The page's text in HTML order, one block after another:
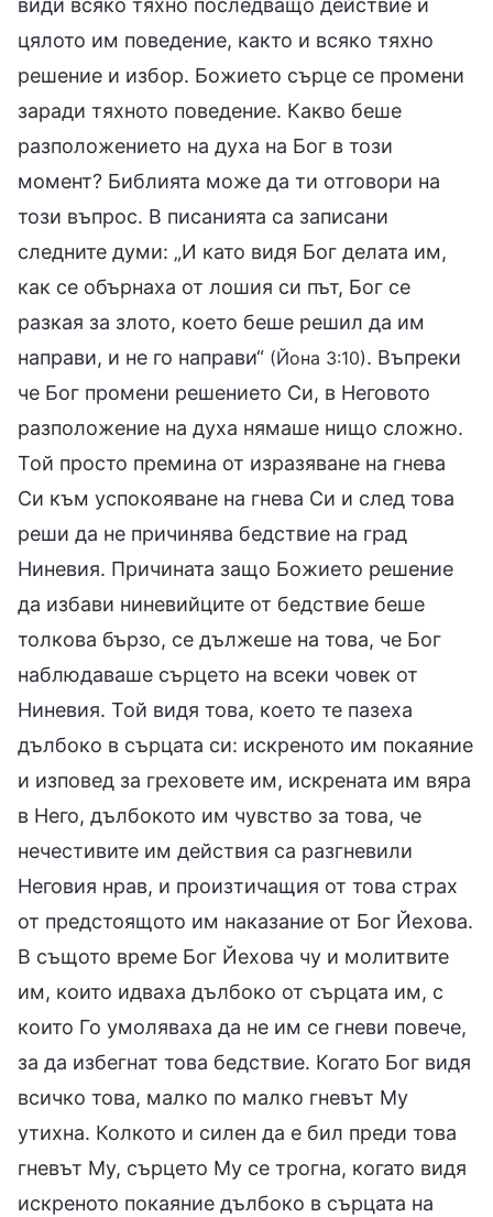
види всяко тяхно последващо действие и
цялото им поведение, както и всяко тяхно
решение и избор. Божието сърце се промени
заради тяхното поведение. Какво беше
разположението на духа на Бог в този
момент? Библията може да ти отговори на
този въпрос. В писанията са записани
следните думи: „И като видя Бог делата им,
как се обърнаха от лошия си път, Бог се
разкая за злото, което беше решил да им
направи, и не го направи“ (Йона 3:10). Въпреки
че Бог промени решението Си, в Неговото
разположение на духа нямаше нищо сложно.
Той просто премина от изразяване на гнева
Си към успокояване на гнева Си и след това
реши да не причинява бедствие на град
Ниневия. Причината защо Божието решение
да избави ниневийците от бедствие беше
толкова бързо, се дължеше на това, че Бог
наблюдаваше сърцето на всеки човек от
Ниневия. Той видя това, което те пазеха
дълбоко в сърцата си: искреното им покаяние
и изповед за греховете им, искрената им вяра
в Него, дълбокото им чувство за това, че
нечестивите им действия са разгневили
Неговия нрав, и произтичащия от това страх
от предстоящото им наказание от Бог Йехова.
В същото време Бог Йехова чу и молитвите
им, които идваха дълбоко от сърцата им, с
които Го умоляваха да не им се гневи повече,
за да избегнат това бедствие. Когато Бог видя
всичко това, малко по малко гневът Му
утихна. Колкото и силен да е бил преди това
гневът Му, сърцето Му се трогна, когато видя
искреното покаяние дълбоко в сърцата на